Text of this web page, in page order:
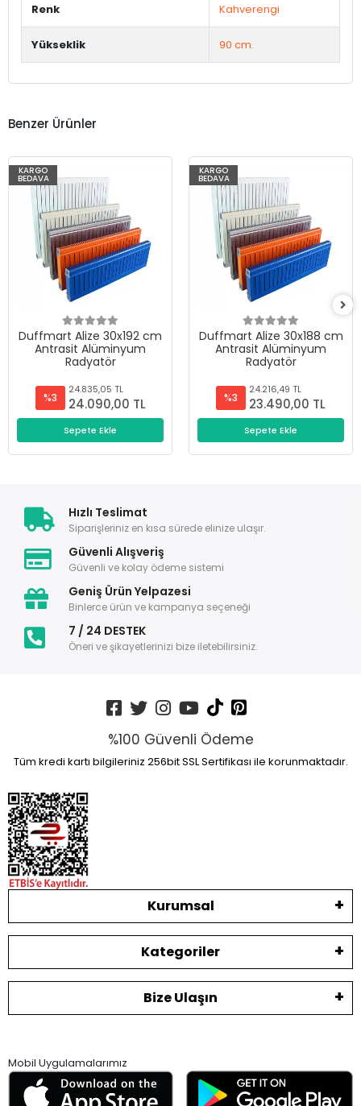
Renk Kahverengi
Yükseklik 90 cm.
Benzer Ürünler
KARGO
BEDAVA
Duffmart Alize 30x192 cm
Antrasit Alüminyum
Radyatör
%3
24.835,05 TL
24.090,00 TL
Sepete Ekle
KARGO
BEDAVA
Duffmart Alize 30x188 cm
Antrasit Alüminyum
Radyatör
%3
24.216,49 TL
23.490,00 TL
Sepete Ekle
Hızlı Teslimat
Siparişleriniz en kısa sürede elinize ulaşır.
Güvenli Alışveriş
Güvenli ve kolay ödeme sistemi
Geniş Ürün Yelpazesi
Binlerce ürün ve kampanya seçeneği
7 / 24 DESTEK
Öneri ve şikayetlerinizi bize iletebilirsiniz.
%100 Güvenli Ödeme
Tüm kredi kartı bilgileriniz 256bit SSL Sertifikası ile korunmaktadır.
Kurumsal
Kategoriler
Bize Ulaşın
Mobil Uygulamalarımız